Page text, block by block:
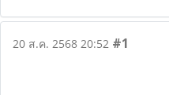
20 ส.ค. 2568 20:52 #1